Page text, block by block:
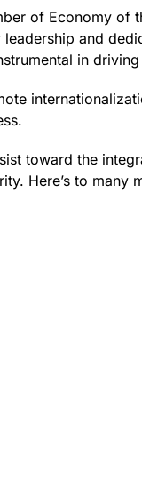
of Economy of
and
in
toward the
Here’s to many